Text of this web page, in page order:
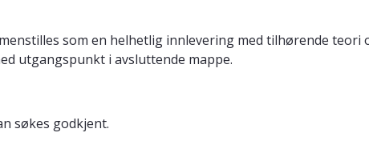
som en helhetlig innlevering med tilhørende teori
utgangspunkt i avsluttende mappe.
søkes godkjent.